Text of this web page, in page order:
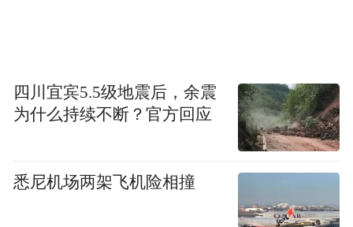
彰显了我省在自由式滑雪空中技巧项目中的
为即将到来的米兰冬奥会备战
四川宜宾5.5级地震后，余震
为什么持续不断？官方回应
悉尼机场两架飞机险相撞